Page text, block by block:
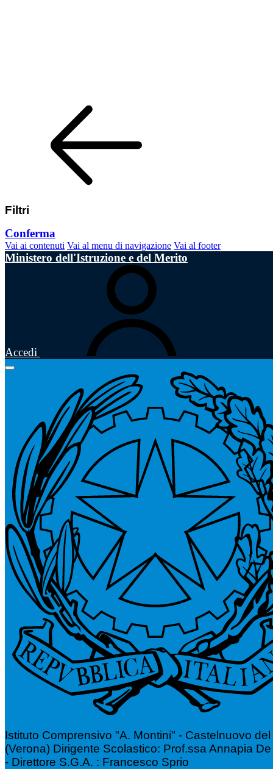
Filtri
Conferma
Vai ai contenuti Vai al menu di navigazione Vai al footer
Ministero dell'Istruzione e del Merito
Accedi
Istituto Comprensivo "A. Montini" - Castelnuovo
(Verona) Dirigente Scolastico: Prof.ssa Annapia
- Direttore S.G.A. : Francesco Sprio